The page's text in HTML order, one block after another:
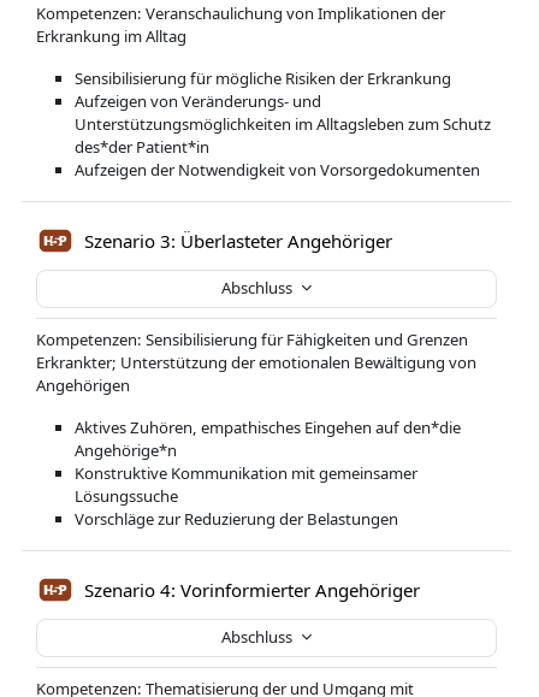
Kompetenzen: Veranschaulichung von Implikationen der
Erkrankung im Alltag
Sensibilisierung für mögliche Risiken der Erkrankung
Aufzeigen von Veränderungs- und
Unterstützungsmöglichkeiten im Alltagsleben zum Schutz
des*der Patient*in
Aufzeigen der Notwendigkeit von Vorsorgedokumenten
Szenario 3: Überlasteter Angehöriger
Abschluss
Kompetenzen: Sensibilisierung für Fähigkeiten und Grenzen
Erkrankter; Unterstützung der emotionalen Bewältigung von
Angehörigen
Aktives Zuhören, empathisches Eingehen auf den*die
Angehörige*n
Konstruktive Kommunikation mit gemeinsamer
Lösungssuche
Vorschläge zur Reduzierung der Belastungen
Szenario 4: Vorinformierter Angehöriger
Abschluss
Kompetenzen: Thematisierung der und Umgang mit